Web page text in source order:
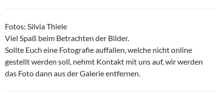
Fotos: Silvia Thiele
Viel Spaß beim Betrachten der Bilder.
Sollte Euch eine Fotografie auffallen, welche nicht online
gestellt werden soll, nehmt Kontakt mit uns auf, wir werden
das Foto dann aus der Galerie entfernen.